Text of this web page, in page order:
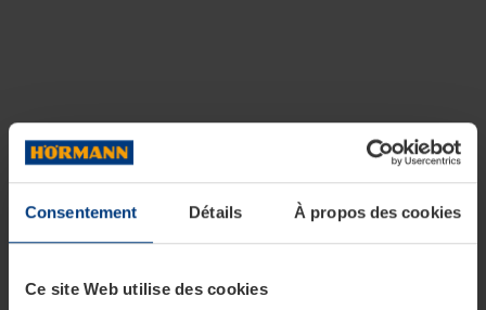
Consentement Détails À propos des cookies
Ce site Web utilise des cookies